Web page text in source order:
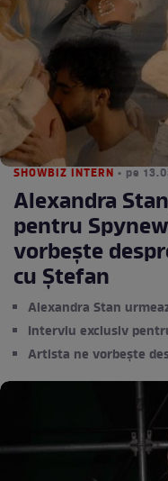
SHOWBIZ INTERN • pe
Alexandra
pentru
vorbește
cu Ştefan
Alexandra Stan
Interviu exclusiv
Artista ne vorbește